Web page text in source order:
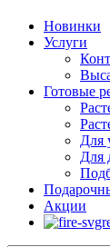
Новинки
Услуги
Готовые
Для
Для
Акции